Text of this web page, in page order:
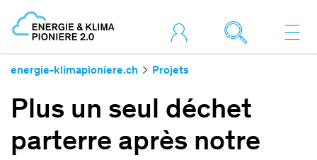
energie-klimapioniere.ch Projets
Plus un seul déchet
parterre après notre